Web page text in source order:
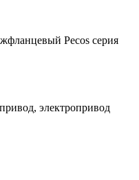
Pecos серия
электропривод